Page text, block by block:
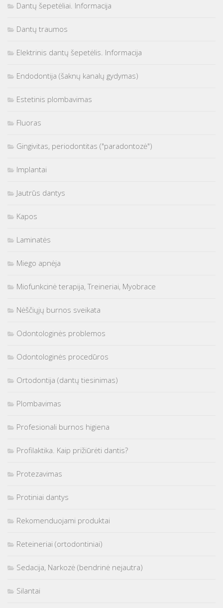
Dantų šepetėliai. Informacija
Dantų traumos
Elektrinis dantų šepetėlis. Informacija
Endodontija (šaknų kanalų gydymas)
Estetinis plombavimas
Fluoras
Gingivitas, periodontitas ("paradontozė")
Implantai
Jautrūs dantys
Kapos
Laminatės
Miego apnėja
Miofunkcinė terapija, Treineriai, Myobrace
Nėščiųjų burnos sveikata
Odontologinės problemos
Odontologinės procedūros
Ortodontija (dantų tiesinimas)
Plombavimas
Profesionali burnos higiena
Profilaktika. Kaip prižiūrėti dantis?
Protezavimas
Protiniai dantys
Rekomenduojami produktai
Reteineriai (ortodontiniai)
Sedacija, Narkozė (bendrinė nejautra)
Silantai